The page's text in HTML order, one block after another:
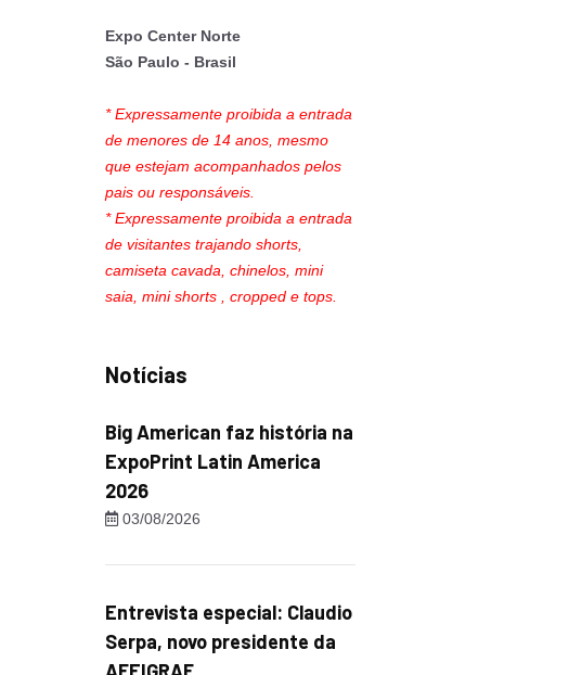
Expo Center Norte
São Paulo - Brasil
* Expressamente proibida a entrada
de menores de 14 anos, mesmo
que estejam acompanhados pelos
pais ou responsáveis.
* Expressamente proibida a entrada
de visitantes trajando shorts,
camiseta cavada, chinelos, mini
saia, mini shorts , cropped e tops.
Notícias
Big American faz história na
ExpoPrint Latin America
2026
03/08/2026
Entrevista especial: Claudio
Serpa, novo presidente da